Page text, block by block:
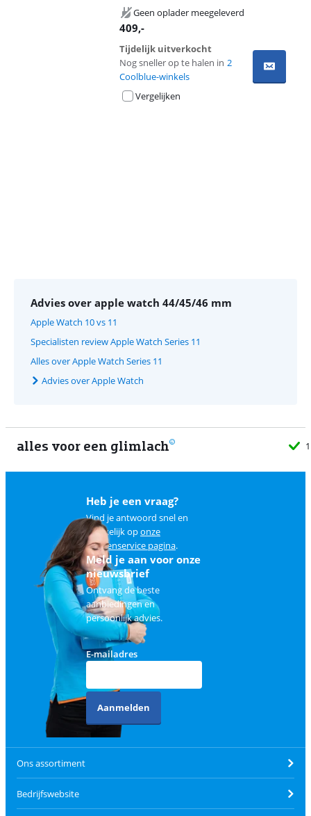
Geen oplader meegeleverd
409,-
Tijdelijk uitverkocht
Nog sneller op te halen in 2
Coolblue-winkels
Vergelijken
Advies over apple watch 44/45/46 mm
Apple Watch 10 vs 11
Specialisten review Apple Watch Series 11
Alles over Apple Watch Series 11
Advies over Apple Watch
alles voor een glimlach
Heb je een vraag?
Vind je antwoord snel en
makkelijk oponze
klantenservice pagina.
Meld je aan voor onze
nieuwsbrief
Ontvang de beste
aanbiedingen en
persoonlijk advies.
E-mailadres
Aanmelden
Ons assortiment
Bedrijfswebsite